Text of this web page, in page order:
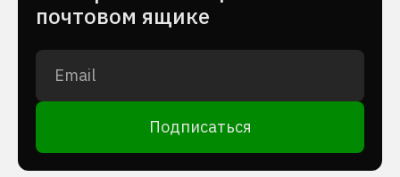
почтовом ящике
Подписаться